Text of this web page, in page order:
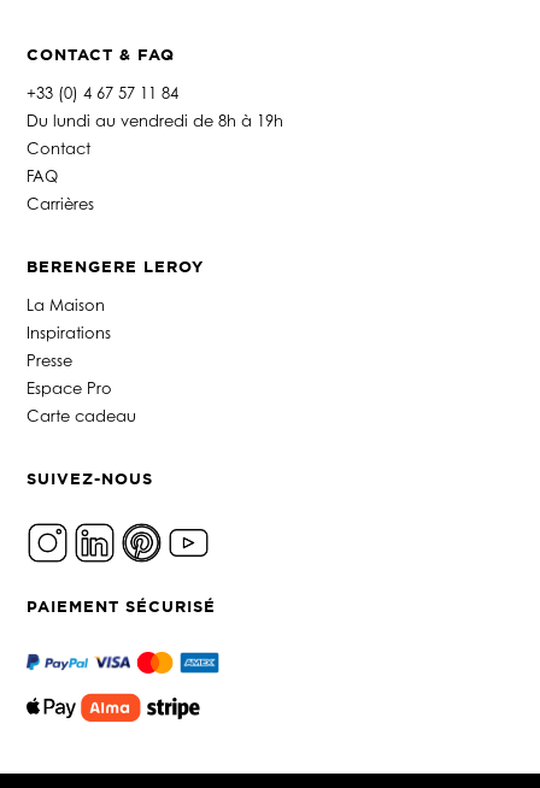
CONTACT & FAQ
+33 (0) 4 67 57 11 84
Du lundi au vendredi de 8h à 19h
Contact
FAQ
Carrières
BERENGERE LEROY
La Maison
Inspirations
Presse
Espace Pro
Carte cadeau
SUIVEZ-NOUS
PAIEMENT SÉCURISÉ